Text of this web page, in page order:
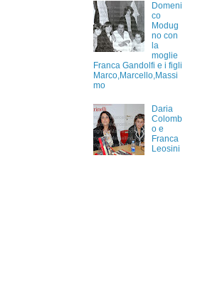
Domeni
co
Modug
no con
la
moglie
Franca Gandolfi e i figli
Marco,Marcello,Massi
mo
Daria
Colomb
o e
Franca
Leosini